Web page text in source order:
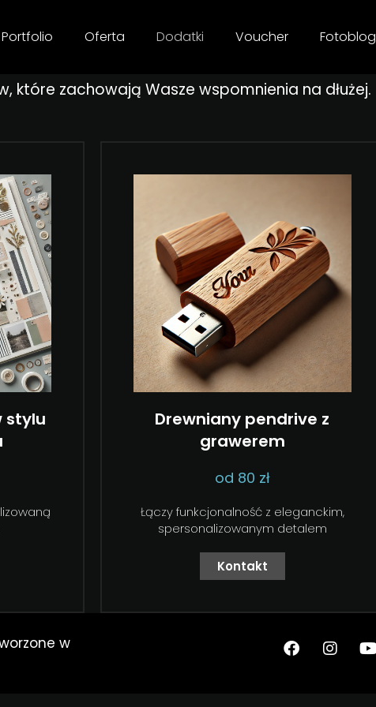
Portfolio Oferta Dodatki Voucher Fotoblog
zachowają Wasze wspomnienia na dłużej.
stylu
Drewniany pendrive z
grawerem
od 80 zł
Łączy funkcjonalność z eleganckim,
spersonalizowanym detalem
Kontakt
w